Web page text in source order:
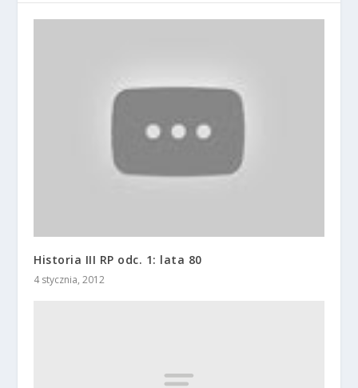
Historia III RP odc. 1: lata 80
4 stycznia, 2012